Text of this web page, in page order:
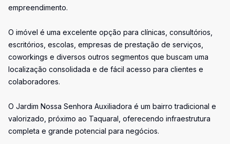
empreendimento.
O imóvel é uma excelente opção para clínicas, consultórios,
escritórios, escolas, empresas de prestação de serviços,
coworkings e diversos outros segmentos que buscam uma
localização consolidada e de fácil acesso para clientes e
colaboradores.
O Jardim Nossa Senhora Auxiliadora é um bairro tradicional e
valorizado, próximo ao Taquaral, oferecendo infraestrutura
completa e grande potencial para negócios.